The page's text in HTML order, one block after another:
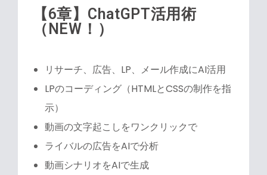
【6章】ChatGPT活用術
（NEW！）
リサーチ、広告、LP、メール作成にAI活用
LPのコーディング（HTMLとCSSの制作を指
示）
動画の文字起こしをワンクリックで
ライバルの広告をAIで分析
動画シナリオをAIで生成